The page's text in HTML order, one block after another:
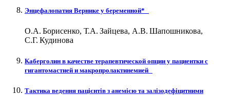
Энцефалопатия Вернике у беременной*
О.А. Борисенко, Т.А. Зайцева, А.В. Шапошникова,
С.Г. Кудинова
Каберголин в качестве терапевтической опции у пациентки с
гигантомастией и макропролактинемией
Тактика ведення пацієнтів з анемією та залізодефіцитними